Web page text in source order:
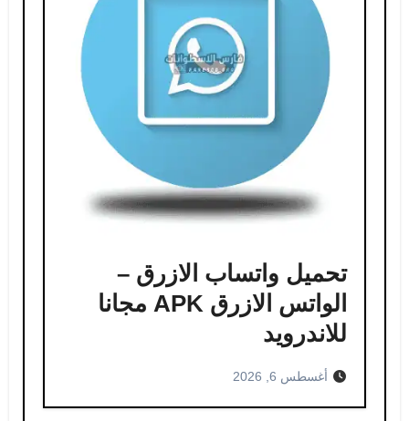
تحميل واتساب الازرق –
الواتس الازرق APK مجانا
للاندرويد
أغسطس 6, 2026